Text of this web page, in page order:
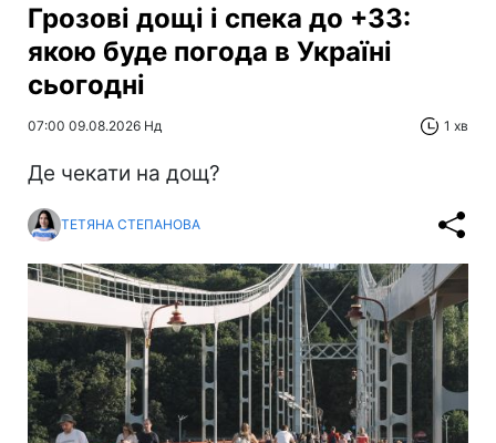
Грозові дощі і спека до +33:
якою буде погода в Україні
сьогодні
07:00 09.08.2026 Нд 1 хв
Де чекати на дощ?
ТЕТЯНА СТЕПАНОВА